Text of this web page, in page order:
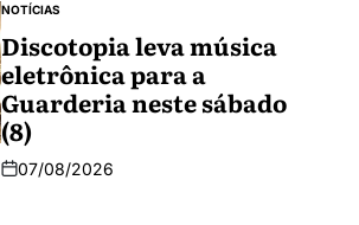
NOTÍCIAS
Discotopia leva música
eletrônica para a
Guarderia neste sábado
(8)
07/08/2026